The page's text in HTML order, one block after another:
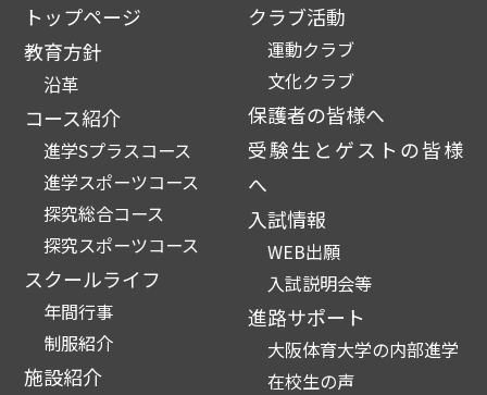
トップページ
教育方針
沿革
コース紹介
進学Sプラスコース
進学スポーツコース
探究総合コース
探究スポーツコース
スクールライフ
年間行事
制服紹介
施設紹介
クラブ活動
運動クラブ
文化クラブ
保護者の皆様へ
受験生とゲストの皆様
へ
入試情報
WEB出願
入試説明会等
進路サポート
大阪体育大学の内部進学
在校生の声